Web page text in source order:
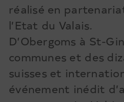
réalisé en
l’Etat du Valais.
D’Obergoms à St-
communes et des
suisses et
événement inédit